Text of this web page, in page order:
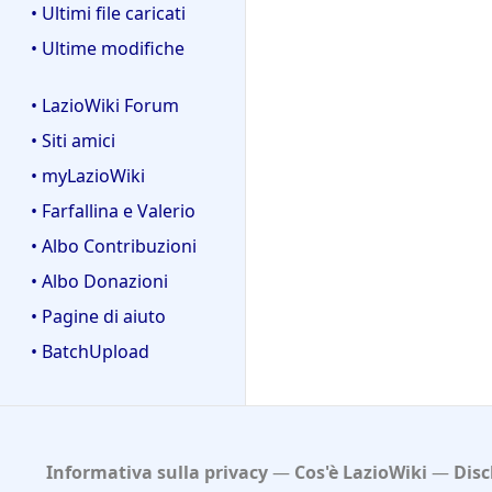
• Ultimi file caricati
• Ultime modifiche
• LazioWiki Forum
• Siti amici
• myLazioWiki
• Farfallina e Valerio
• Albo Contribuzioni
• Albo Donazioni
• Pagine di aiuto
• BatchUpload
Informativa sulla privacy Cos'è LazioWiki